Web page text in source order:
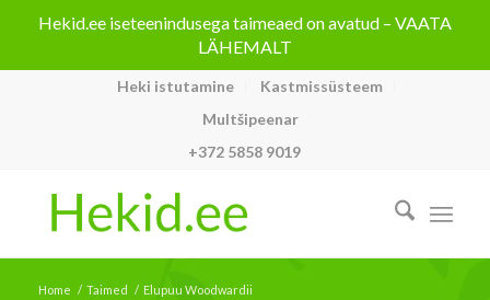
Hekid.ee iseteenindusega taimeaed on avatud – VAATA
LÄHEMALT
Heki istutamine
Kastmissüsteem
Multšipeenar
+372 5858 9019
Home / Taimed / Elupuu Woodwardii